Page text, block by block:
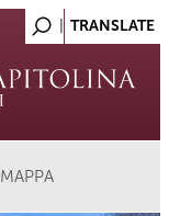
MAPPA